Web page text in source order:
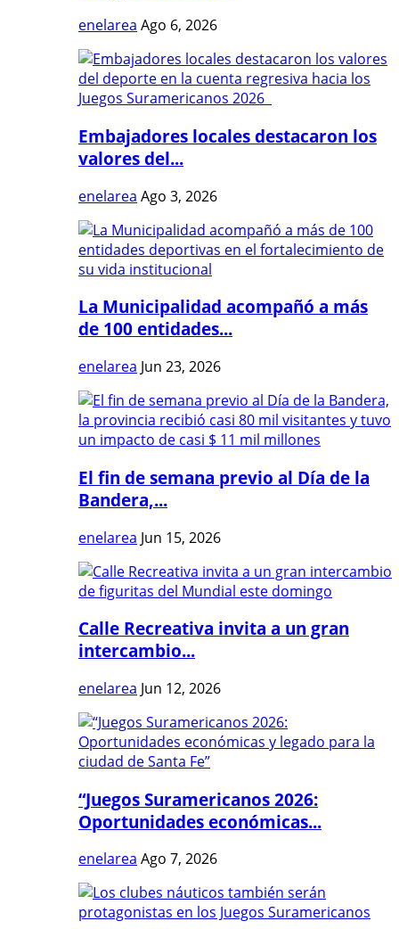
enelarea Ago 6, 2026
Embajadores locales destacaron los
valores del...
enelarea Ago 3, 2026
La Municipalidad acompañó a más
de 100 entidades...
enelarea Jun 23, 2026
El fin de semana previo al Día de la
Bandera,...
enelarea Jun 15, 2026
Calle Recreativa invita a un gran
intercambio...
enelarea Jun 12, 2026
“Juegos Suramericanos 2026:
Oportunidades económicas...
enelarea Ago 7, 2026